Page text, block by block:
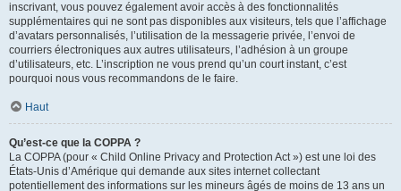
inscrivant, vous pouvez également avoir accès à des fonctionnalités
supplémentaires qui ne sont pas disponibles aux visiteurs, tels que l’affichage
d’avatars personnalisés, l’utilisation de la messagerie privée, l’envoi de
courriers électroniques aux autres utilisateurs, l’adhésion à un groupe
d’utilisateurs, etc. L’inscription ne vous prend qu’un court instant, c’est
pourquoi nous vous recommandons de le faire.
Haut
Qu’est-ce que la COPPA ?
La COPPA (pour « Child Online Privacy and Protection Act ») est une loi des
États-Unis d’Amérique qui demande aux sites internet collectant
potentiellement des informations sur les mineurs âgés de moins de 13 ans un